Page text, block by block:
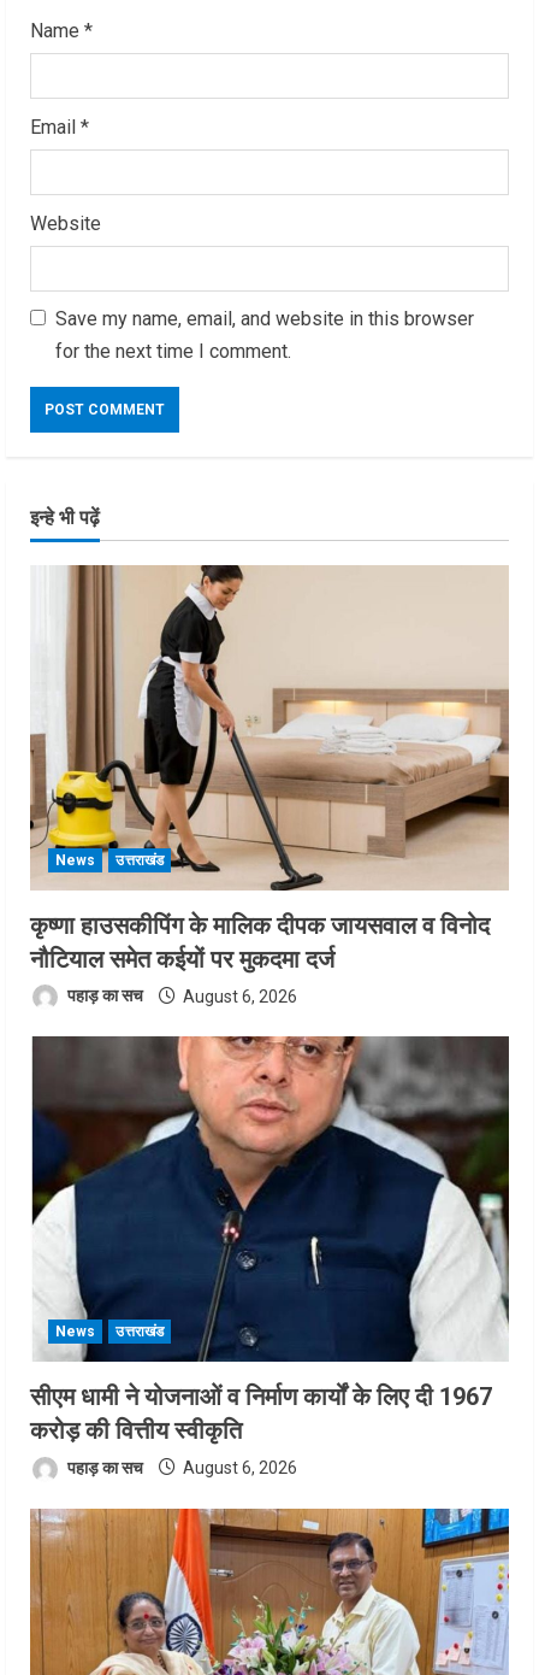
Name *
Email *
Website
Save my name, email, and website in this browser
for the next time I comment.
इन्हे भी पढ़ें
News उत्तराखंड
कृष्णा हाउसकीपिंग के मालिक दीपक जायसवाल व विनोद
नौटियाल समेत कईयों पर मुकदमा दर्ज
पहाड़ का सच August 6, 2026
News उत्तराखंड
सीएम धामी ने योजनाओं व निर्माण कार्यों के लिए दी 1967
करोड़ की वित्तीय स्वीकृति
पहाड़ का सच August 6, 2026